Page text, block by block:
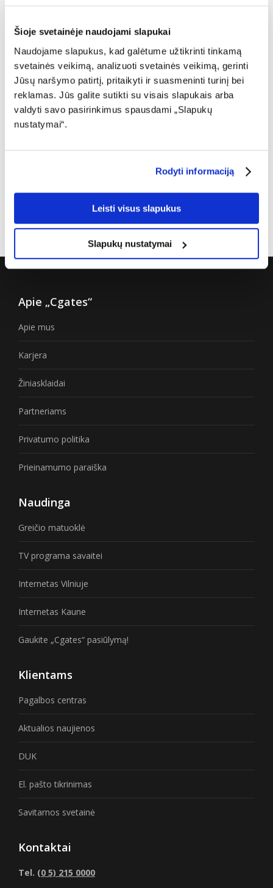
Šioje svetainėje naudojami slapukai
Naudojame slapukus, kad galėtume užtikrinti tinkamą
svetainės veikimą, analizuoti svetainės veikimą, gerinti
Jūsų naršymo patirtį, pritaikyti ir suasmeninti turinį bei
reklamas. Jūs galite sutikti su visais slapukais arba
valdyti savo pasirinkimus spausdami „Slapukų
nustatymai“.
Rodyti informaciją
Leisti visus slapukus
Slapukų nustatymai
Naujos kartos CGATES TV
Sumani televizija
Skaitmeninė televizija
DUK: Sutartys
DUK: Sąskaitos
Apie „Cgates“
Apie mus
Karjera
Žiniasklaidai
Partneriams
Privatumo politika
Prieinamumo paraiška
Naudinga
Greičio matuoklė
TV programa savaitei
Internetas Vilniuje
Internetas Kaune
Gaukite „Cgates“ pasiūlymą!
Klientams
Pagalbos centras
Aktualios naujienos
DUK
El. pašto tikrinimas
Savitarnos svetainė
Kontaktai
Tel. (0 5) 215 0000